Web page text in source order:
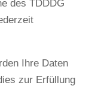
des TDDDG
Ihre Daten
zur Erfüllung